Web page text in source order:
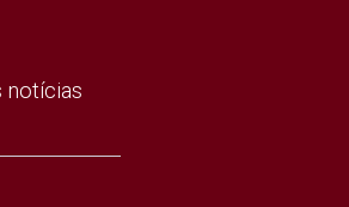
notícias